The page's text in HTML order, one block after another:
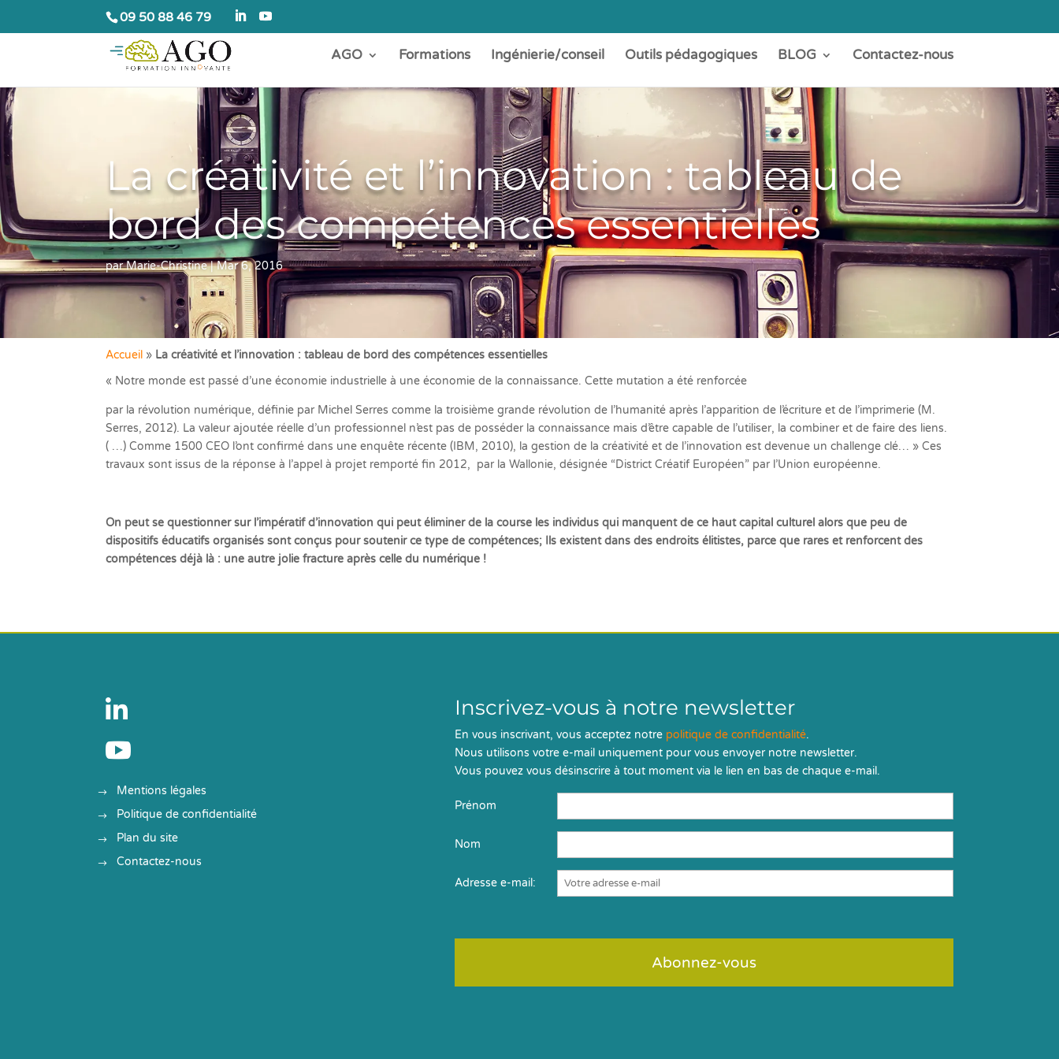
09 50 88 46 79
AGO Formations Ingénierie/conseil Outils pédagogiques BLOG Contactez-nous
La créativité et l’innovation : tableau de
bord des compétences essentielles
parMarie-Christine|Mar 6, 2016
Accueil » La créativité et l’innovation : tableau de bord des compétences essentielles
« Notre monde est passé d’une économie industrielle à une économie de la connaissance. Cette mutation a été renforcée
par la révolution numérique, définie par Michel Serres comme la troisième grande révolution de l’humanité après l’apparition de l’écriture et de l’imprimerie (M.
Serres, 2012). La valeur ajoutée réelle d’un professionnel n’est pas de posséder la connaissance mais d’être capable de l’utiliser, la combiner et de faire des liens.
( …) Comme 1500 CEO l’ont confirmé dans une enquête récente (IBM, 2010), la gestion de la créativité et de l’innovation est devenue un challenge clé… » Ces
travaux sont issus de la réponse à l’appel à projet remporté fin 2012, par la Wallonie, désignée “District Créatif Européen” par l’Union européenne.
On peut se questionner sur l’impératif d’innovation qui peut éliminer de la course les individus qui manquent de ce haut capital culturel alors que peu de
dispositifs éducatifs organisés sont conçus pour soutenir ce type de compétences; Ils existent dans des endroits élitistes, parce que rares et renforcent des
compétences déjà là : une autre jolie fracture après celle du numérique !


Mentions légales
Politique de confidentialité
Plan du site
Contactez-nous
Inscrivez-vous à notre newsletter
En vous inscrivant, vous acceptez notre politique de confidentialité.
Nous utilisons votre e-mail uniquement pour vous envoyer notre newsletter.
Vous pouvez vous désinscrire à tout moment via le lien en bas de chaque e-mail.
Prénom
Nom
Adresse e-mail: